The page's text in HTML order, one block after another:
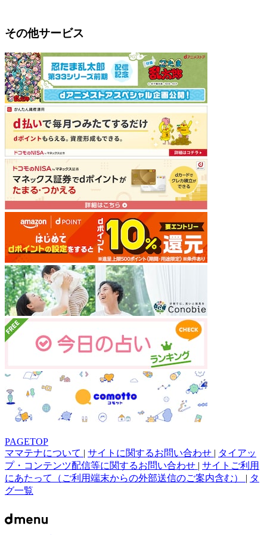
その他サービス
PAGETOP
ママテナについて | サイトに関するお問い合わせ | タイアッ
プ・コンテンツ配信等に関するお問い合わせ | サイトご利用
にあたって（ご利用端末からの外部送信のご案内含む） | タ
グ一覧